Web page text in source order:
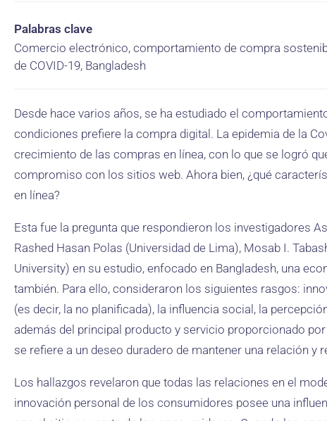
Palabras clave
Comercio electrónico, comportamiento de compra
de COVID-19, Bangladesh
Desde hace varios años, se ha estudiado el
condiciones prefiere la compra digital. La epidemia de la
crecimiento de las compras en línea, con lo que se logró
compromiso con los sitios web. Ahora bien, ¿qué
en línea?
Esta fue la pregunta que respondieron los investigadores
Rashed Hasan Polas (Universidad de Lima), Mosab I.
University) en su estudio, enfocado en Bangladesh, una
también. Para ello, consideraron los siguientes rasgos:
(es decir, la no planificada), la influencia social, la
además del principal producto y servicio proporcionado
se refiere a un deseo duradero de mantener una relación y
Los hallazgos revelaron que todas las relaciones en el
innovación personal de los consumidores posee una